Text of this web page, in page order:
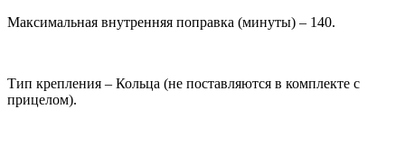
Максимальная внутренняя поправка (минуты) – 140.
Тип крепления – Кольца (не поставляются в комплекте с
прицелом).